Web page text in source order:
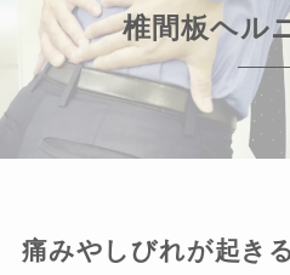
椎間板ヘル
痛みやしびれが起き